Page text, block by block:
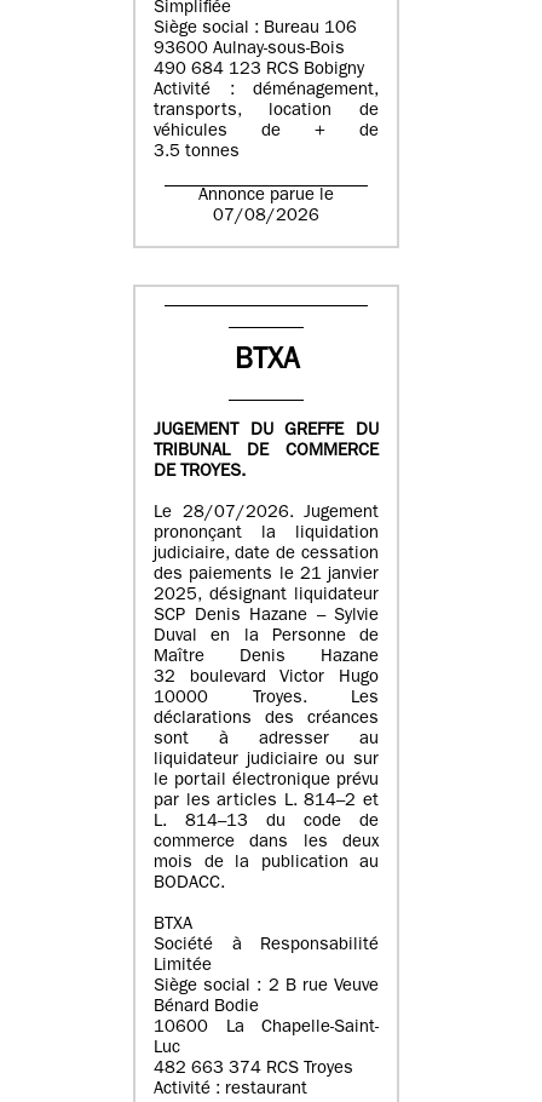
Simplifiée
Siège social : Bureau 106
93600 Aulnay-sous-Bois
490 684 123 RCS Bobigny
Activité : déménagement,
transports, location de
véhicules de + de
3.5 tonnes
Annonce parue le
07/08/2026
BTXA
JUGEMENT DU GREFFE DU
TRIBUNAL DE COMMERCE
DE TROYES.
Le 28/07/2026. Jugement
prononçant la liquidation
judiciaire, date de cessation
des paiements le 21 janvier
2025, désignant liquidateur
SCP Denis Hazane – Sylvie
Duval en la Personne de
Maître Denis Hazane
32 boulevard Victor Hugo
10000 Troyes. Les
déclarations des créances
sont à adresser au
liquidateur judiciaire ou sur
le portail électronique prévu
par les articles L. 814–2 et
L. 814–13 du code de
commerce dans les deux
mois de la publication au
BODACC.
BTXA
Société à Responsabilité
Limitée
Siège social : 2 B rue Veuve
Bénard Bodie
10600 La Chapelle-Saint-
Luc
482 663 374 RCS Troyes
Activité : restaurant